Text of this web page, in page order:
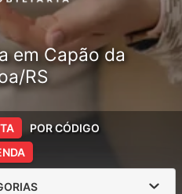
em Capão da
RS
POR CÓDIGO